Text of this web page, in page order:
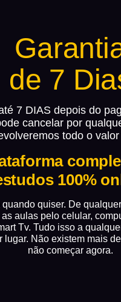
de 7
7 DIAS depois do
cancelar por
todo o
100%
quando quiser. De
aulas pelo celular,
Tv. Tudo isso a
lugar. Não existem mais
não começar agora.